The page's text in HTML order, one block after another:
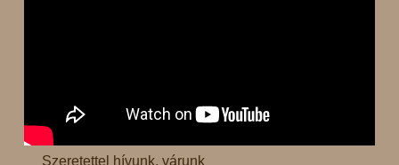
Szeretettel hívunk, várunk